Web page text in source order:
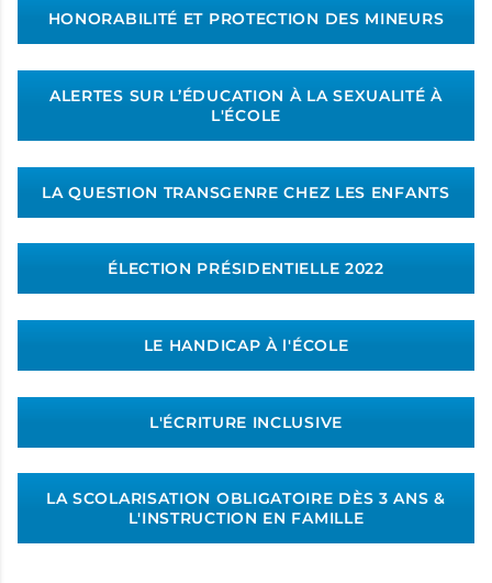
HONORABILITÉ ET PROTECTION DES MINEURS
ALERTES SUR L’ÉDUCATION À LA SEXUALITÉ À
L'ÉCOLE
LA QUESTION TRANSGENRE CHEZ LES ENFANTS
ÉLECTION PRÉSIDENTIELLE 2022
LE HANDICAP À l'ÉCOLE
L'ÉCRITURE INCLUSIVE
LA SCOLARISATION OBLIGATOIRE DÈS 3 ANS &
L'INSTRUCTION EN FAMILLE